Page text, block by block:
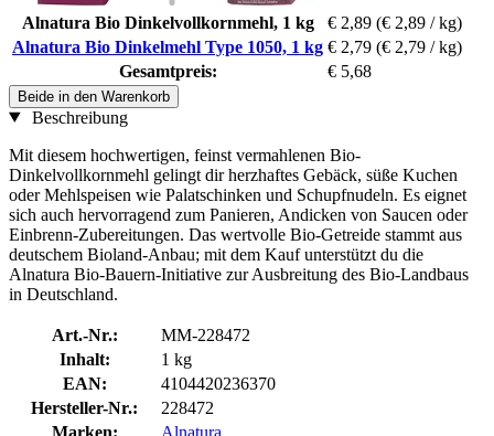
Alnatura Bio Dinkelvollkornmehl, 1 kg € 2,89 (€ 2,89 / kg)
Alnatura Bio Dinkelmehl Type 1050, 1 kg € 2,79 (€ 2,79 / kg)
Gesamtpreis:
€ 5,68
Beide in den Warenkorb
Beschreibung
Mit diesem hochwertigen, feinst vermahlenen Bio-
Dinkelvollkornmehl gelingt dir herzhaftes Gebäck, süße Kuchen
oder Mehlspeisen wie Palatschinken und Schupfnudeln. Es eignet
sich auch hervorragend zum Panieren, Andicken von Saucen oder
Einbrenn-Zubereitungen. Das wertvolle Bio-Getreide stammt aus
deutschem Bioland-Anbau; mit dem Kauf unterstützt du die
Alnatura Bio-Bauern-Initiative zur Ausbreitung des Bio-Landbaus
in Deutschland.
Art.-Nr.:
MM-228472
Inhalt:
1 kg
EAN:
4104420236370
Hersteller-Nr.:
228472
Marken:
Alnatura